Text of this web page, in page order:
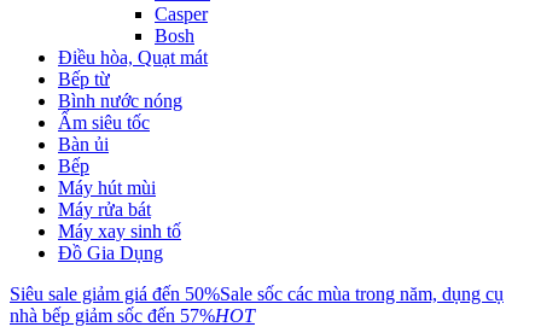
Casper
Bosh
Điều hòa, Quạt mát
Bếp từ
Bình nước nóng
Ấm siêu tốc
Bàn ủi
Bếp
Máy hút mùi
Máy rửa bát
Máy xay sinh tố
Đồ Gia Dụng
Siêu sale giảm giá đến 50%Sale sốc các mùa trong năm, dụng cụ
nhà bếp giảm sốc đến 57%HOT